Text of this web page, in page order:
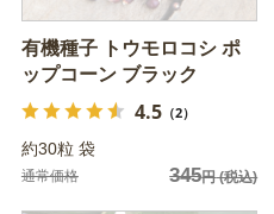
有機種子 トウモロコシ ポ
ップコーン ブラック
4.5（2）
約30粒 袋
通常価格 345円(税込)